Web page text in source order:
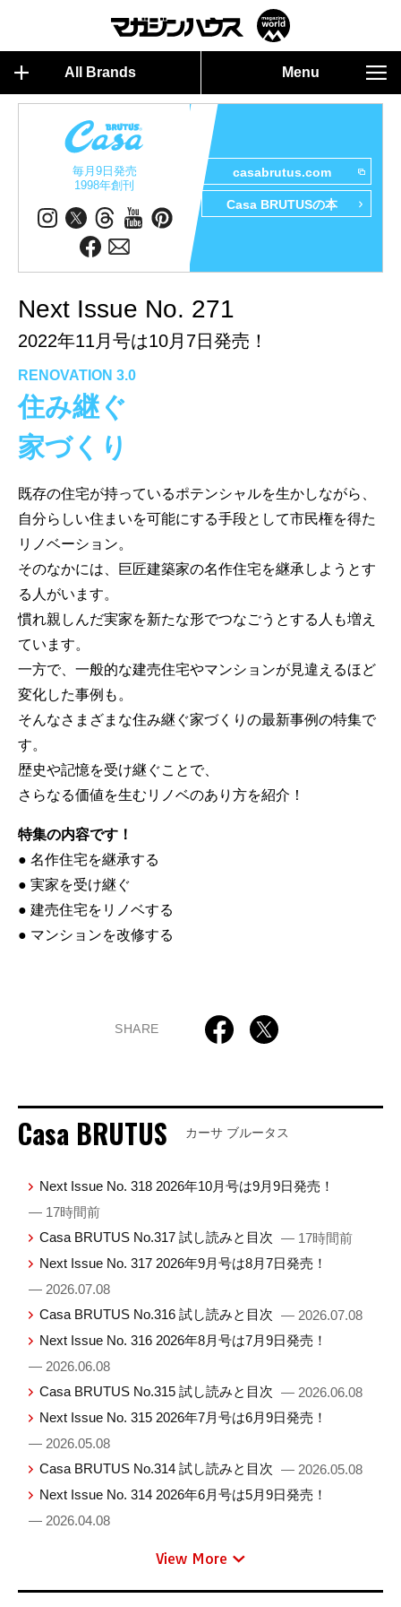
All Brands Menu
毎月9日発売
1998年創刊
casabrutus.com
Casa BRUTUSの本
Next Issue No. 271
2022年11月号は10月7日発売！
RENOVATION 3.0
住み継ぐ
家づくり
既存の住宅が持っているポテンシャルを生かしながら、
自分らしい住まいを可能にする手段として市民権を得た
リノベーション。
そのなかには、巨匠建築家の名作住宅を継承しようとす
る人がいます。
慣れ親しんだ実家を新たな形でつなごうとする人も増え
ています。
一方で、一般的な建売住宅やマンションが見違えるほど
変化した事例も。
そんなさまざまな住み継ぐ家づくりの最新事例の特集で
す。
歴史や記憶を受け継ぐことで、
さらなる価値を生むリノベのあり方を紹介！
特集の内容です！
● 名作住宅を継承する
● 実家を受け継ぐ
● 建売住宅をリノベする
● マンションを改修する
SHARE
Casa BRUTUS カーサ ブルータス
Next Issue No. 318 2026年10月号は9月9日発売！
— 17時間前
Casa BRUTUS No.317 試し読みと目次 — 17時間前
Next Issue No. 317 2026年9月号は8月7日発売！
— 2026.07.08
Casa BRUTUS No.316 試し読みと目次 — 2026.07.08
Next Issue No. 316 2026年8月号は7月9日発売！
— 2026.06.08
Casa BRUTUS No.315 試し読みと目次 — 2026.06.08
Next Issue No. 315 2026年7月号は6月9日発売！
— 2026.05.08
Casa BRUTUS No.314 試し読みと目次 — 2026.05.08
Next Issue No. 314 2026年6月号は5月9日発売！
— 2026.04.08
View More